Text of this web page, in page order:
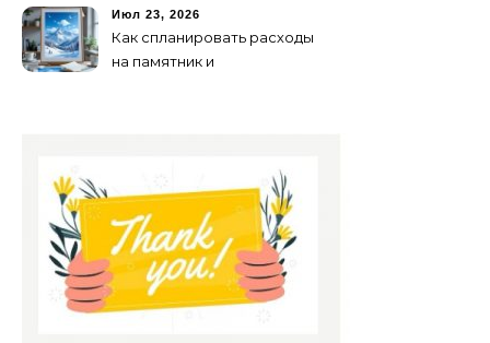
будущего для пространств
Июл 23, 2026
Как спланировать расходы
на памятник и